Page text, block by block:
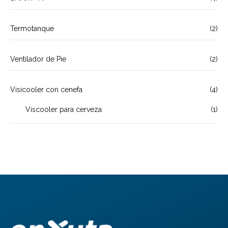
Termotanque (2)
Ventilador de Pie (2)
Visicooler con cenefa (4)
Viscooler para cerveza (1)